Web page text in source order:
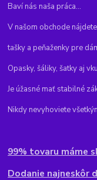
Baví nás naša práca...
V našom obchode
tašky a peňaženky pre
Opasky, šáliky, šatky aj
Je úžasné mať stabilné
Nikdy nevyhoviete
99% tovaru máme
Dodanie najneskôr